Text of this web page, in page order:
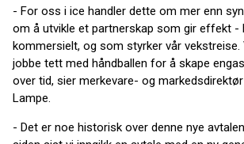
- For oss i ice handler dette om mer enn
om å utvikle et partnerskap som gir effekt -
kommersielt, og som styrker vår
jobbe tett med håndballen for å skape
over tid, sier merkevare- og
Lampe.
- Det er noe historisk over denne nye